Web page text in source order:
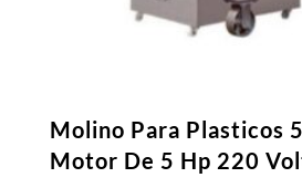
Molino Para Plasticos
Motor De 5 Hp 220